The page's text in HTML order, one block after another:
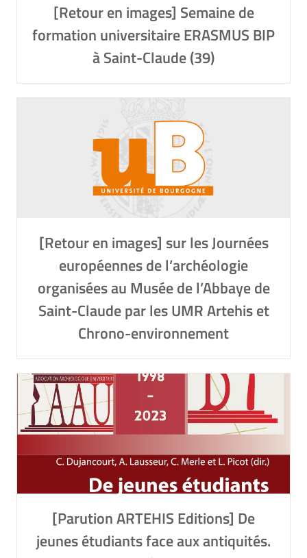
[Retour en images] Semaine de
formation universitaire ERASMUS BIP
à Saint-Claude (39)
[Retour en images] sur les Journées
européennes de l’archéologie
organisées au Musée de l’Abbaye de
Saint-Claude par les UMR Artehis et
Chrono-environnement
[Parution ARTEHIS Editions] De
jeunes étudiants face aux antiquités.